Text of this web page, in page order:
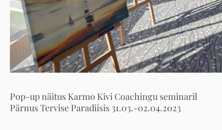
Pop-up näitus Karmo Kivi Coachingu seminaril
Pärnus Tervise Paradiisis 31.03.-02.04.2023